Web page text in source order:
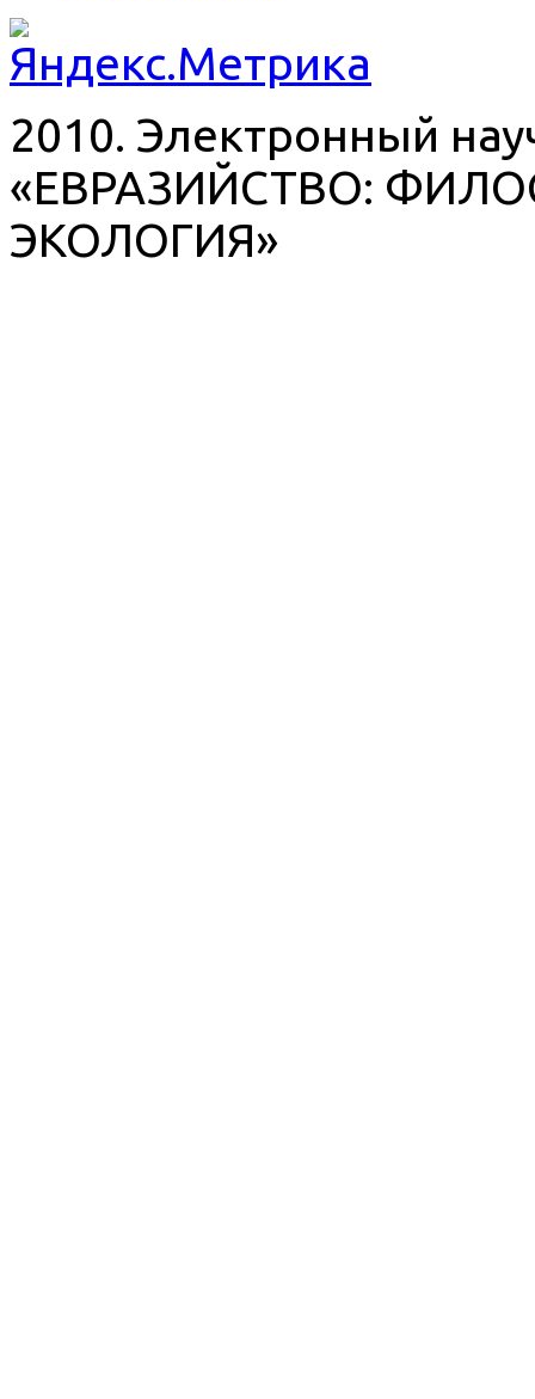
2010. Электронный
«ЕВРАЗИЙСТВО:
ЭКОЛОГИЯ»